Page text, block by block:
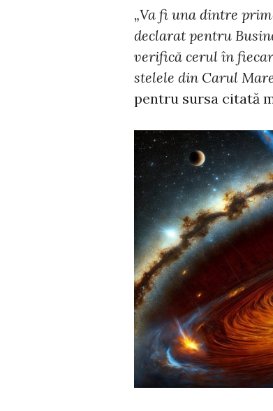
„Va fi una dintre
declarat pentru
verifică cerul în
stelele din Carul
pentru sursa citată